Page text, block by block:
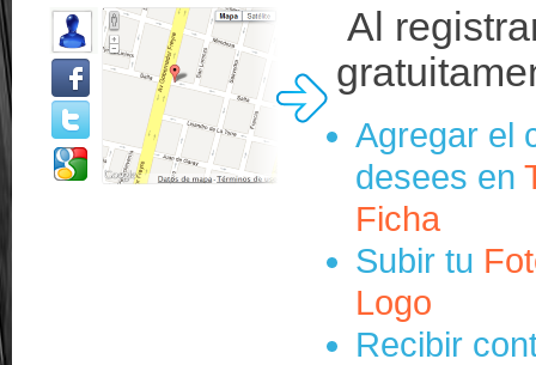
Al
Agregar el
desees en
Ficha
Subir tu
Logo
Recibir